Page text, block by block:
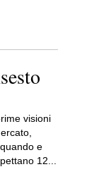
visioni
e
12...